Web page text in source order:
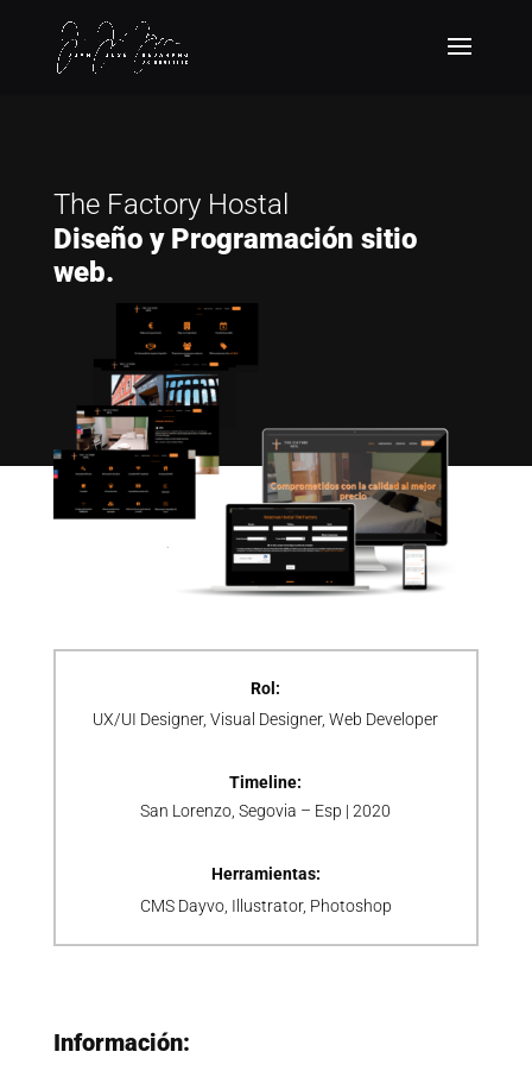
The Factory Hostal
Diseño y Programación sitio
web.
Rol:
UX/UI Designer, Visual Designer, Web Developer
Timeline:
San Lorenzo, Segovia – Esp | 2020
Herramientas:
CMS Dayvo, Illustrator, Photoshop
Información: